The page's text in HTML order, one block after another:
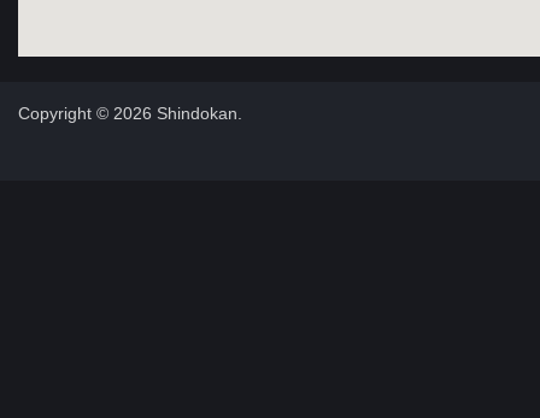
Copyright © 2026 Shindokan.